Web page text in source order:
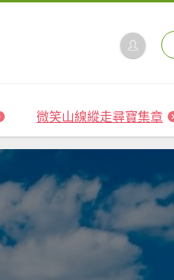
微笑山線縱走尋寶集章